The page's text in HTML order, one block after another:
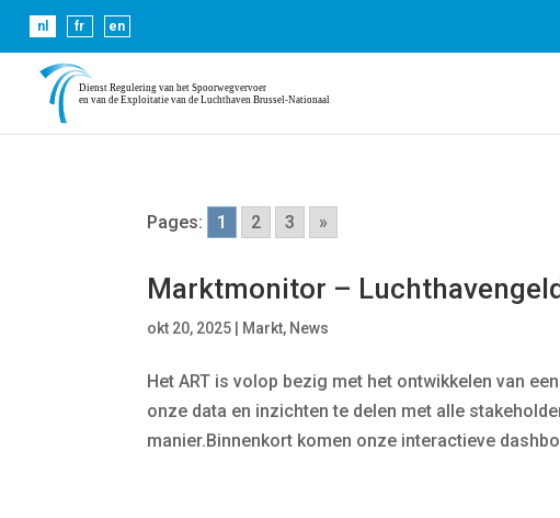
nl fr en
Pages: 1 2 3 »
Marktmonitor –
okt 20, 2025 Markt, News
Het ART is volop bezig met het ontwikkelen van
onze data en inzichten te delen met alle
manier.Binnenkort komen onze interactieve
Cookies helpen ons bij het leveren van onze diensten. Door